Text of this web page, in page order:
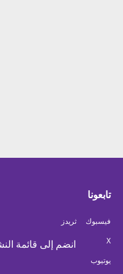
تابعونا
فيسبوك
X
يوتيوب
ثريدز
انضم إلى قائمة